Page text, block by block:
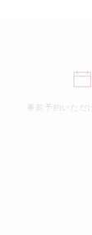
事前予約いただ